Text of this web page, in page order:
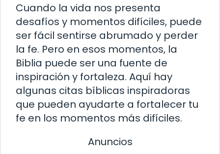
Cuando la vida nos presenta
desafíos y momentos difíciles, puede
ser fácil sentirse abrumado y perder
la fe. Pero en esos momentos, la
Biblia puede ser una fuente de
inspiración y fortaleza. Aquí hay
algunas citas bíblicas inspiradoras
que pueden ayudarte a fortalecer tu
fe en los momentos más difíciles.
Anuncios